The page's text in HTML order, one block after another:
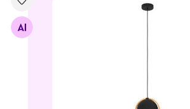
Rippvalgusti Callow